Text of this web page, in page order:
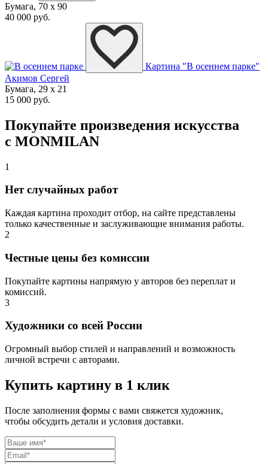
Бумага, 70 x 90
40 000 руб.
Картина "В осеннем парке"
Акимов Сергей
Бумага, 29 x 21
15 000 руб.
Покупайте произведения искусства
с MONMILAN
1
Нет случайных работ
Каждая картина проходит отбор, на сайте представлены
только качественные и заслуживающие внимания работы.
2
Честные цены без комиссии
Покупайте картины напрямую у авторов без переплат и
комиссий.
3
Художники со всей России
Огромный выбор стилей и направлений и возможность
личной встречи с авторами.
Купить картину в 1 клик
После заполнения формы с вами свяжется художник,
чтобы обсудить детали и условия доставки.